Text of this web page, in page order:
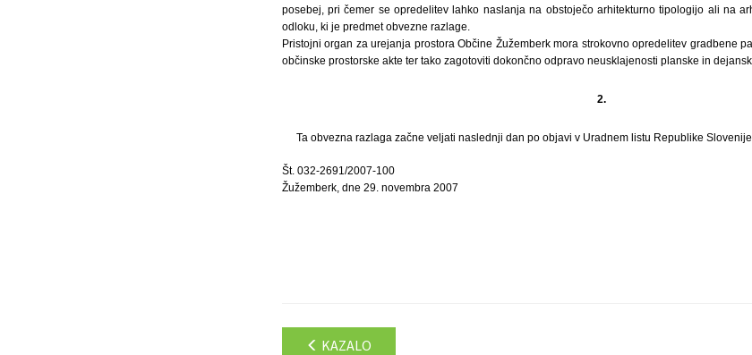
posebej, pri čemer se opredelitev lahko naslanja na obstoječo arhitekturno tipologijo ali na
odloku, ki je predmet obvezne razlage.
Pristojni organ za urejanja prostora Občine Žužemberk mora strokovno opredelitev gradbene
občinske prostorske akte ter tako zagotoviti dokončno odpravo neusklajenosti planske in
2.
Ta obvezna razlaga začne veljati naslednji dan po objavi v Uradnem listu Republike Slovenije.
Št. 032-2691/2007-100
Žužemberk, dne 29. novembra 2007
KAZALO